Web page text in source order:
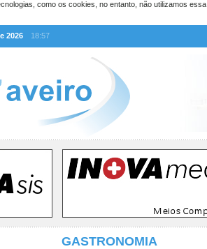
como os cookies, no entanto, não utilizamos
2026
18:57
GASTRONOMIA